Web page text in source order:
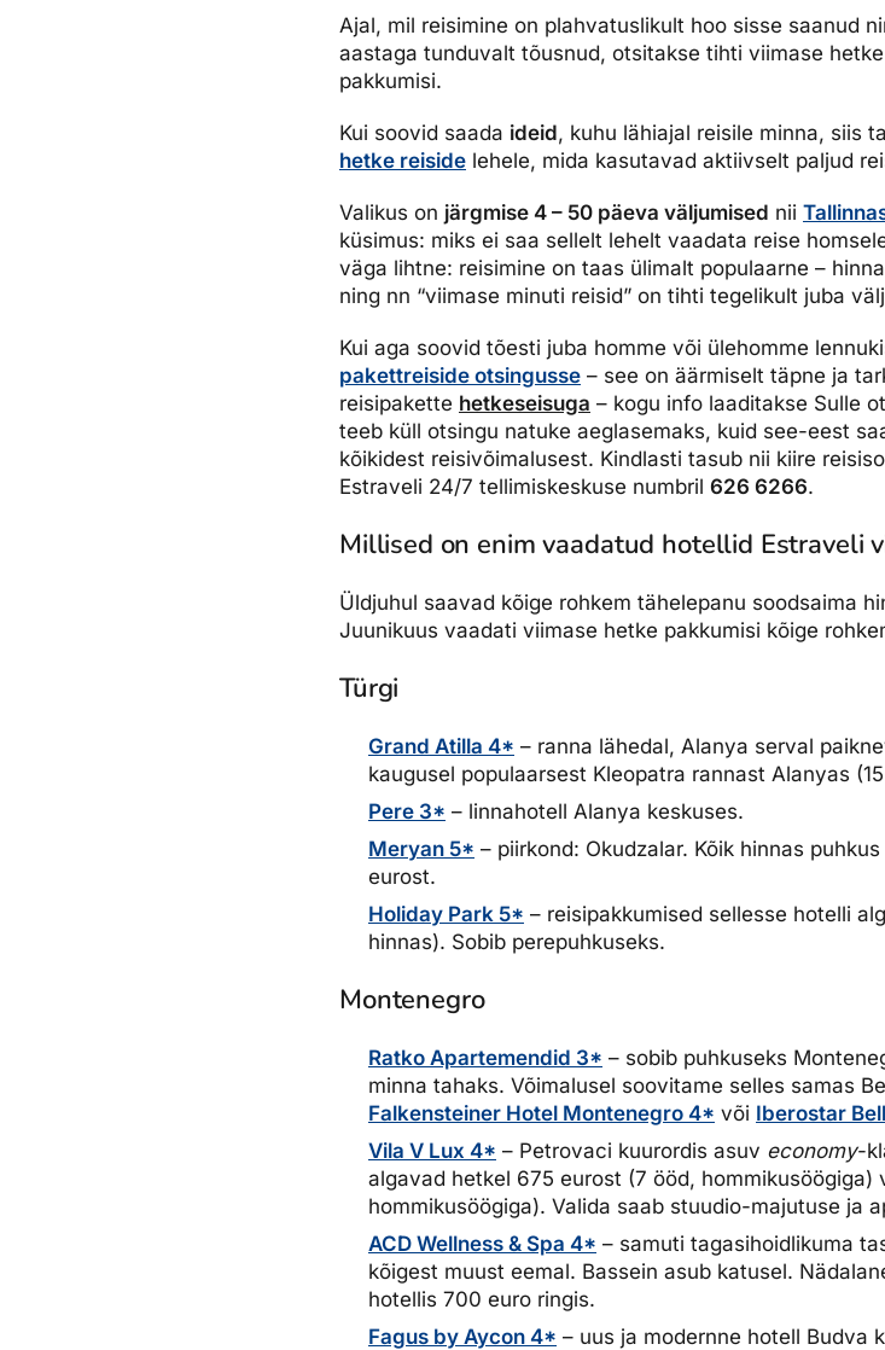
Ettevõttest, kontaktid, reisikonsultandi teenus, tule tööle, uudised...Ajal, mil reisimine on plahvatuslikult hoo sisse saanud
aastaga tunduvalt tõusnud, otsitakse tihti viimase
pakkumisi.
Kui soovid saada ideid, kuhu lähiajal reisile minna, siis
hetke reiside lehele, mida kasutavad aktiivselt paljud
Valikus on järgmise 4 – 50 päeva väljumised nii
küsimus: miks ei saa sellelt lehelt vaadata reise
väga lihtne: reisimine on taas ülimalt populaarne –
ning nn “viimase minuti reisid” on tihti tegelikult juba
Kui aga soovid tõesti juba homme või ülehomme
pakettreiside otsingusse – see on äärmiselt täpne ja
reisipakette hetkeseisuga – kogu info laaditakse Sulle
teeb küll otsingu natuke aeglasemaks, kuid see-eest
kõikidest reisivõimalusest. Kindlasti tasub nii kiire
Estraveli 24/7 tellimiskeskuse numbril 626 6266.
Millised on enim vaadatud hotellid Estraveli
Üldjuhul saavad kõige rohkem tähelepanu soodsaima
Juunikuus vaadati viimase hetke pakkumisi kõige
Türgi
Grand Atilla 4* – ranna lähedal, Alanya serval
kaugusel populaarsest Kleopatra rannast Alanyas
Pere 3* – linnahotell Alanya keskuses.
Meryan 5* – piirkond: Okudzalar. Kõik hinnas
eurost.
Holiday Park 5* – reisipakkumised sellesse hotelli
hinnas). Sobib perepuhkuseks.
Montenegro
Ratko Apartemendid 3* – sobib puhkuseks
minna tahaks. Võimalusel soovitame selles samas
Falkensteiner Hotel Montenegro 4* või Iberostar
Vila V Lux 4* – Petrovaci kuurordis asuv economy-
algavad hetkel 675 eurost (7 ööd, hommikusöögiga)
hommikusöögiga). Valida saab stuudio-majutuse ja
ACD Wellness & Spa 4* – samuti tagasihoidlikuma
kõigest muust eemal. Bassein asub katusel.
hotellis 700 euro ringis.
Fagus by Aycon 4* – uus ja modernne hotell Budva